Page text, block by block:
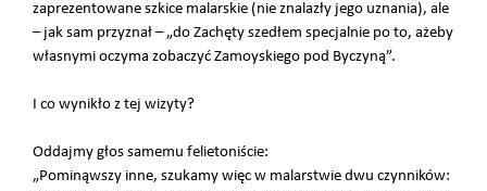
zaprezentowane szkice malarskie (nie znalazły jego uznania), ale
– jak sam przyznał – „do Zachęty szedłem specjalnie po to, ażeby
własnymi oczyma zobaczyć Zamoyskiego pod Byczyną”.
I co wynikło z tej wizyty?
Oddajmy głos samemu felietoniście:
„Pominąwszy inne, szukamy więc w malarstwie dwu czynników: